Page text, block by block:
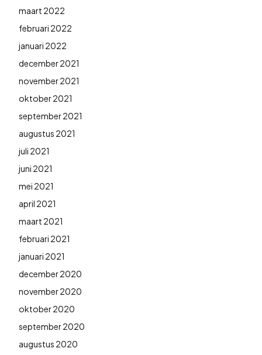
maart 2022
februari 2022
januari 2022
december 2021
november 2021
oktober 2021
september 2021
augustus 2021
juli 2021
juni 2021
mei 2021
april 2021
maart 2021
februari 2021
januari 2021
december 2020
november 2020
oktober 2020
september 2020
augustus 2020